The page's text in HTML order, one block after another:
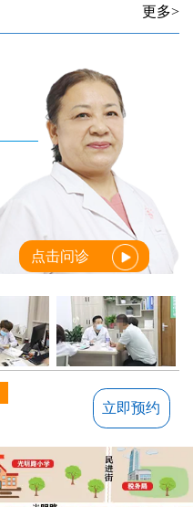
更多>
点击问诊
立即预约